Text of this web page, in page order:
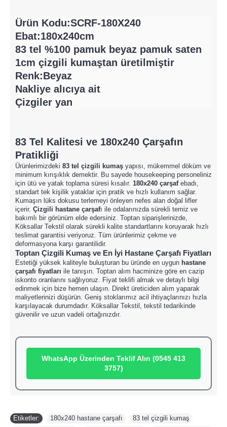
Ürün Kodu:SCRF-180X240
Ebat:180x240cm
83 tel %100 pamuk beyaz pamuk saten
1cm çizgili kumaştan üretilmiştir
Renk:Beyaz
Nakliye alıcıya ait
Çizgiler yan
83 Tel Kalitesi ve 180x240 Çarşafın
Pratikliği
Ürünlerimizdeki 83 tel çizgili kumaş yapısı, mükemmel döküm ve
minimum kırışıklık demektir. Bu sayede housekeeping personeliniz
için ütü ve yatak toplama süresi kısalır. 180x240 çarşafebadı,
standart tek kişilik yataklar için pratik ve hızlı kullanım sağlar.
Kumaşın lüks dokusu terlemeyi önleyen nefes alan doğal lifler
içerir. Çizgili hastane çarşafı ile odalarınızda sürekli temiz ve
bakımlı bir görünüm elde edersiniz. Toptan siparişlerinizde,
Köksallar Tekstil olarak sürekli kalite standartlarını koruyarak hızlı
teslimat garantisi veriyoruz. Tüm ürünlerimiz çekme ve
deformasyona karşı garantilidir.
Toptan Çizgili Kumaş ve En İyi Hastane Çarşafı Fiyatları
Estetiği yüksek kaliteyle buluşturan bu üründe en uygun hastane
çarşafı fiyatları ile tanışın. Toptan alım hacminize göre en cazip
iskonto oranlarını sağlıyoruz. Fiyat teklifi almak ve detaylı bilgi
edinmek için bize hemen ulaşın. Direkt üreticiden alım yaparak
maliyetlerinizi düşürün. Geniş stoklarımız acil ihtiyaçlarınızı hızla
karşılayacak durumdadır. Köksallar Tekstil, tekstil tedarikinde
güvenilir ve uzun vadeli ortağınızdır.
WhatsApp Üzerinden Teklif Alın (0545 413
3757)
Etiketler: 180x240 hastane çarşafı 83 tel çizgili kumaş